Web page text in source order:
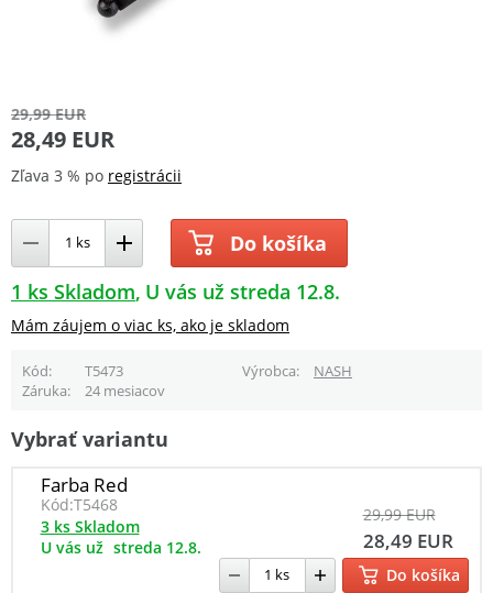
29,99 EUR
28,49 EUR
Zľava 3 % po registrácii
Do košíka
1 ks Skladom U vás už streda 12.8.
Mám záujem o viac ks, ako je skladom
Kód T5473 Výrobca
NASH
Záruka
24 mesiacov
Vybrať variantu
Farba Red
Kód:T5468 29,99 EUR
28,49 EUR
3 ks Skladom
U vás už streda 12.8.
Do košíka